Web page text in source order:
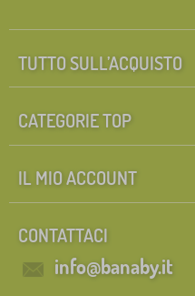
TUTTO SULL’ACQUISTO
CATEGORIE TOP
IL MIO ACCOUNT
CONTATTACI
info@banaby.it